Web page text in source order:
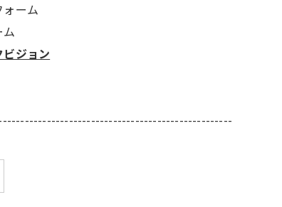
ォーム
ジョン